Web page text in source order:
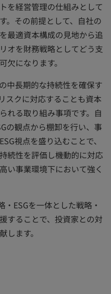
を経営管理の仕組みとして
。その前提として、自社の
最適資本構成の見地から追
オを財務戦略としてどう支
欠になります。
中長期的な持続性を確保す
スクに対応することも資本
れる取り組み事項です。自
の観点から棚卸を行い、事
視点を盛り込むことで、
続性を評価し機動的に対応
い事業環境下において強く
ESGを一体とした戦略・
することで、投資家との対
します。